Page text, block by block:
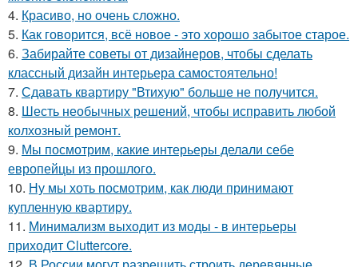
4. Красиво, но очень сложно.
5. Как говорится, всё новое - это хорошо забытое старое.
6. Забирайте советы от дизайнеров, чтобы сделать
классный дизайн интерьера самостоятельно!
7. Сдавать квартиру "Втихую" больше не получится.
8. Шесть необычных решений, чтобы исправить любой
колхозный ремонт.
9. Мы посмотрим, какие интерьеры делали себе
европейцы из прошлого.
10. Ну мы хоть посмотрим, как люди принимают
купленную квартиру.
11. Минимализм выходит из моды - в интерьеры
приходит Cluttercore.